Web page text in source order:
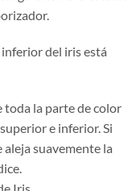
del iris está
toda la parte de color
e inferior. Si
aleja suavemente la